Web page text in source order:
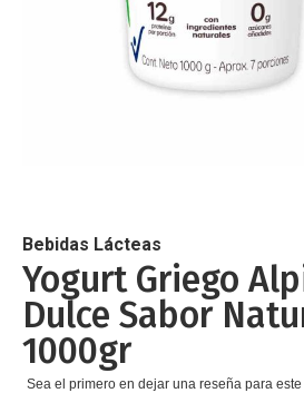
de
la
galería
de
imágenes
Bebidas Lácteas
Yogurt Griego
Dulce Sabor
1000gr
Sea el primero en dejar una reseña para